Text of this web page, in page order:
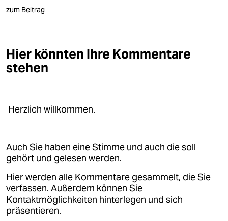
zum Beitrag
Hier könnten Ihre Kommentare
stehen
Herzlich willkommen.
Auch Sie haben eine Stimme und auch die soll
gehört und gelesen werden.
Hier werden alle Kommentare gesammelt, die Sie
verfassen. Außerdem können Sie
Kontaktmöglichkeiten hinterlegen und sich
präsentieren.